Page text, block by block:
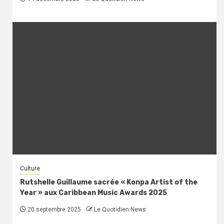
Culture
Rutshelle Guillaume sacrée « Konpa Artist of the
Year » aux Caribbean Music Awards 2025
20 septembre 2025 Le Quotidien News